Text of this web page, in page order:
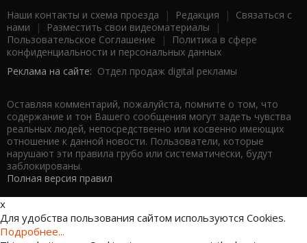
Наши контакты и схема проезда | Редакция | Связаться с
нами | Разместить свои видеоматериалы |
Пользовательское Соглашение |
Политика в сфере
конфиденциальности и персональных данных
Реклама на сайте: Отдел продаж digital рекламы
Оставляя комментарий, пожалуйста, помните о том, что
содержание и тон Вашего сообщения могут задеть чувства
реальных людей, непосредственно или косвенно имеющих
отношение к данной новости. Пользователи, которые
нарушают эти правила грубо или систематически, будут
заблокированы.
Полная версия правил
x
Для удобства пользования сайтом используются Cookies.
Подробнее...